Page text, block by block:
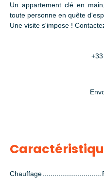
Un appartement clé en
toute personne en quête
Une visite s'impose !
Chauffage